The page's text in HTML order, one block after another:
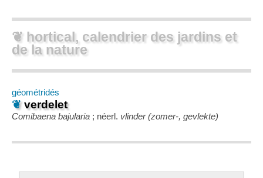
❦ hortical, calendrier des jardins et
de la nature
géométridés
❦verdelet
Comibaena bajularia ; néerl. vlinder (zomer-, gevlekte)